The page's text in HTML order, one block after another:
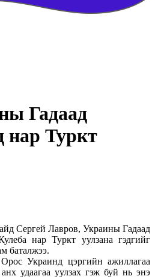
Гадаад
нар Туркт
Сергей Лавров, Украины Гадаад
нар Туркт уулзана гэдгийг
баталжээ.
Украинд цэргийн ажиллагаа
удаагаа уулзах гэж буй нь энэ